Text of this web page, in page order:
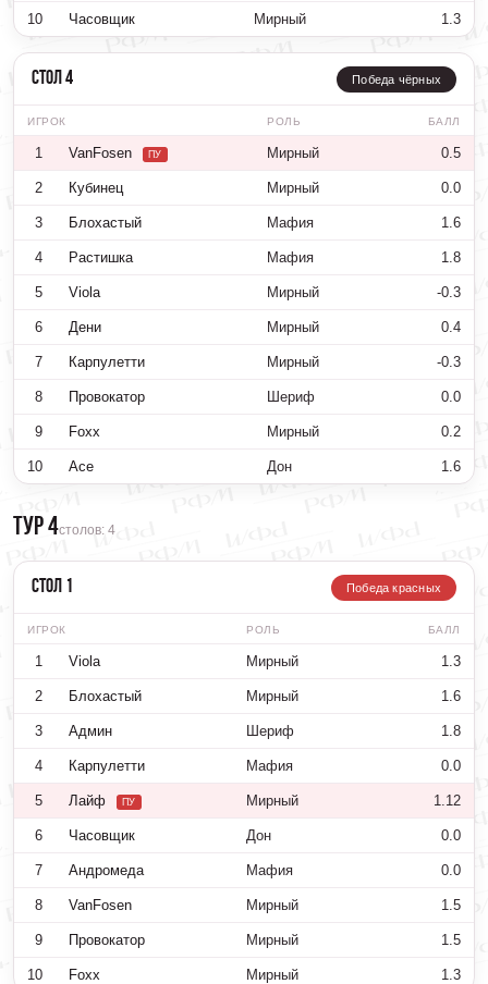
10 Часовщик Мирный 1.3
Стол 4 Победа чёрных
ИГРОК РОЛЬ БАЛЛ
1 VanFosen ПУ Мирный 0.5
2 Кубинец Мирный 0.0
3 Блохастый Мафия 1.6
4 Растишка Мафия 1.8
5 Viola Мирный -0.3
6 Дени Мирный 0.4
7 Карпулетти Мирный -0.3
8 Провокатор Шериф 0.0
9 Foxx Мирный 0.2
10 Ace Дон 1.6
Тур 4столов: 4
Стол 1 Победа красных
ИГРОК РОЛЬ БАЛЛ
1 Viola Мирный 1.3
2 Блохастый Мирный 1.6
3 Админ Шериф 1.8
4 Карпулетти Мафия 0.0
5 Лайф ПУ Мирный 1.12
6 Часовщик Дон 0.0
7 Андромеда Мафия 0.0
8 VanFosen Мирный 1.5
9 Провокатор Мирный 1.5
10 Foxx Мирный 1.3